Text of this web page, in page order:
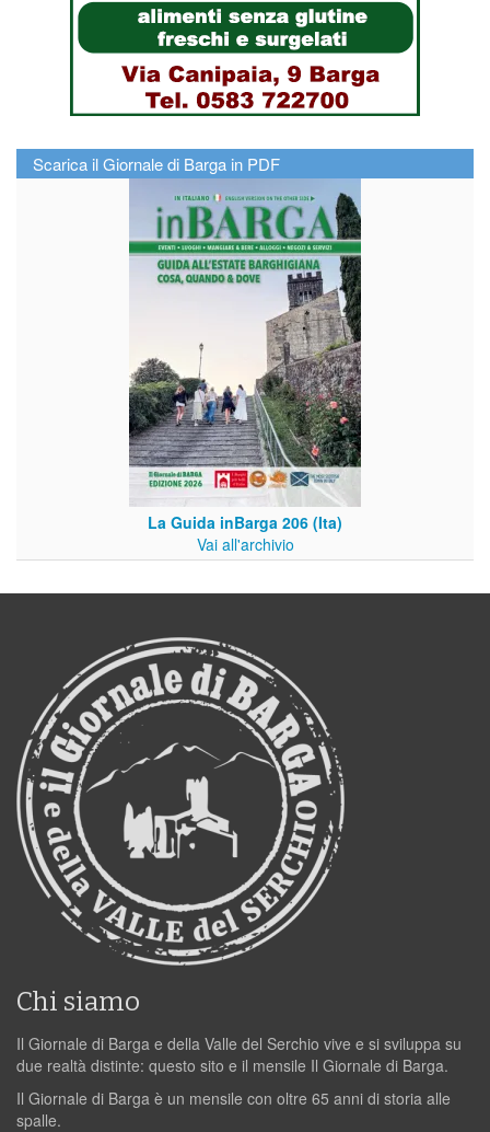
Scarica il Giornale di Barga in PDF
La Guida inBarga 206 (Ita)
Vai all'archivio
Chi siamo
Il Giornale di Barga e della Valle del Serchio vive e si sviluppa su
due realtà distinte: questo sito e il mensile Il Giornale di Barga.
Il Giornale di Barga è un mensile con oltre 65 anni di storia alle
spalle.